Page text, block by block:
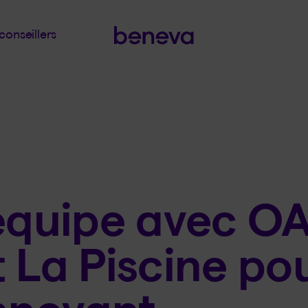
avec
La Piscine